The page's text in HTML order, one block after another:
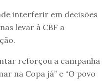
interferir em decisões
levar à CBF a
reforçou a campanha
na Copa já” e “O povo